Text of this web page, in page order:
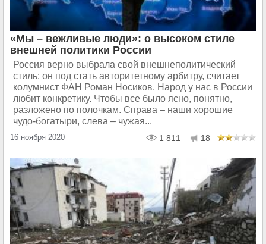
«Мы – вежливые люди»: о высоком стиле
внешней политики России
Россия верно выбрала свой внешнеполитический
стиль: он под стать авторитетному арбитру, считает
колумнист ФАН Роман Носиков. Народ у нас в России
любит конкретику. Чтобы все было ясно, понятно,
разложено по полочкам. Справа – наши хорошие
чудо-богатыри, слева – чужая...
16 ноября 2020 1 811 18